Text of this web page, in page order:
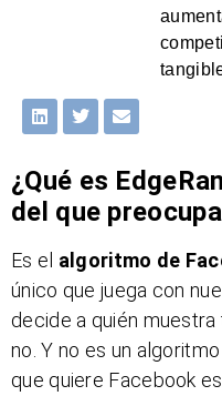
¿Qué es
del que
Es el algoritmo de
único que juega con
decide a quién
no. Y no es un
que quiere Facebook